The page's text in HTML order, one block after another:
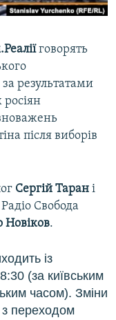
говорять
результатами
після виборів
Сергій Таран і
Свобода
Новіков.
із
(за київським
часом). Зміни
з переходом